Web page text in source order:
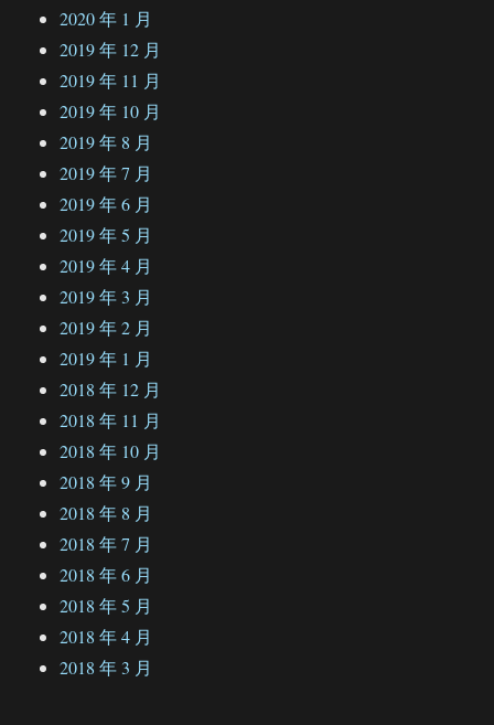
2020 年 1 月
2019 年 12 月
2019 年 11 月
2019 年 10 月
2019 年 8 月
2019 年 7 月
2019 年 6 月
2019 年 5 月
2019 年 4 月
2019 年 3 月
2019 年 2 月
2019 年 1 月
2018 年 12 月
2018 年 11 月
2018 年 10 月
2018 年 9 月
2018 年 8 月
2018 年 7 月
2018 年 6 月
2018 年 5 月
2018 年 4 月
2018 年 3 月